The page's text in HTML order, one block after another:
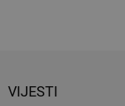
VIJESTI